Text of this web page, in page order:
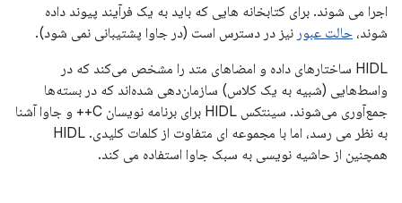
اجرا می شوند. برای کتابخانه هایی که باید به یک فرآیند پیوند داده
شوند، حالت عبور نیز در دسترس است (در جاوا پشتیبانی نمی شود).
HIDL ساختارهای داده و امضاهای متد را مشخص می‌کند که در
واسط‌هایی (شبیه به یک کلاس) سازمان‌دهی شده‌اند که در بسته‌ها
جمع‌آوری می‌شوند. سینتکس HIDL برای برنامه نویسان C++ و جاوا آشنا
به نظر می رسد، اما با مجموعه ای متفاوت از کلمات کلیدی. HIDL
همچنین از حاشیه نویسی به سبک جاوا استفاده می کند.